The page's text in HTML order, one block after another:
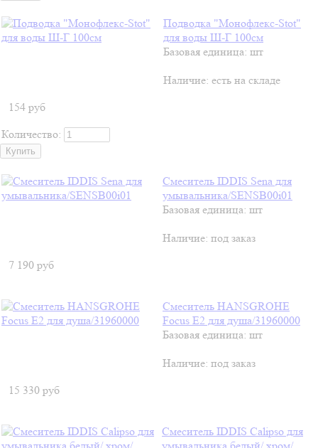
Подводка "Монофлекс-Stot"
для воды Ш-Г 100см
Базовая единица: шт
Наличие: есть на складе
154 руб
Количество:
Смеситель IDDIS Sena для
умывальника/SENSB00i01
Базовая единица: шт
Наличие: под заказ
7 190 руб
Смеситель HANSGROHE
Focus E2 для душа/31960000
Базовая единица: шт
Наличие: под заказ
15 330 руб
Смеситель IDDIS Calipso для